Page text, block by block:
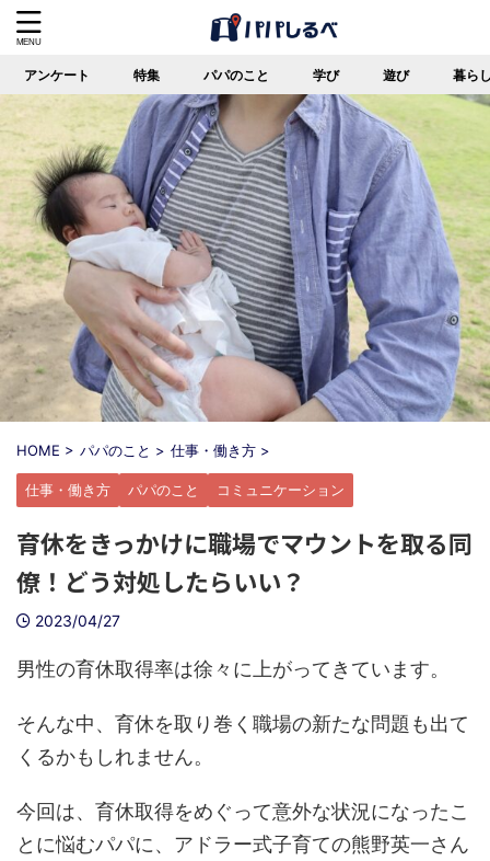
アンケート 特集 パパのこと 学び 遊び 暮ら
HOME > パパのこと > 仕事・働き方 >
仕事・働き方 パパのこと コミュニケーション
育休をきっかけに職場でマウントを取る同
僚！どう対処したらいい？
2023/04/27
男性の育休取得率は徐々に上がってきています。
そんな中、育休を取り巻く職場の新たな問題も出て
くるかもしれません。
今回は、育休取得をめぐって意外な状況になったこ
とに悩むパパに、アドラー式子育ての熊野英一さん